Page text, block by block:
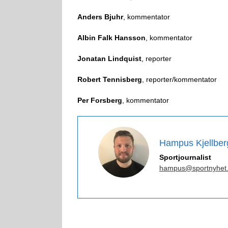
Anders Bjuhr, kommentator
Albin Falk Hansson , kommentator
Jonatan Lindquist , reporter
Robert Tennisberg , reporter/kommentator
Per Forsberg , kommentator
Hampus
Sportjournalist